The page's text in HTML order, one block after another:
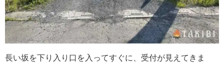
長い坂を下り入り口を入ってすぐに、受付が見えてきま